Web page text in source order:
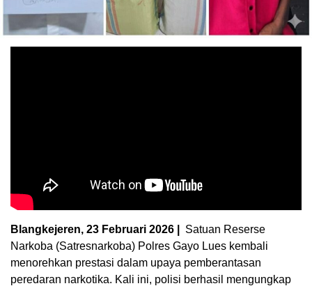
Blangkejeren, 23 Februari 2026 |
Satuan Reserse
Narkoba (Satresnarkoba) Polres Gayo Lues kembali
menorehkan prestasi dalam upaya pemberantasan
peredaran narkotika. Kali ini, polisi berhasil mengungkap